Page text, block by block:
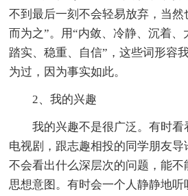
不到最后一刻不会轻易放弃，当然
而为之”。用“内敛、冷静、沉着、
踏实、稳重、自信”，这些词形容
为过，因为事实如此。
2、我的兴趣
我的兴趣不是很广泛。有时看
电视剧，跟志趣相投的同学朋友
不会看出什么深层次的问题，能
思想意图。有时会一个人静静地